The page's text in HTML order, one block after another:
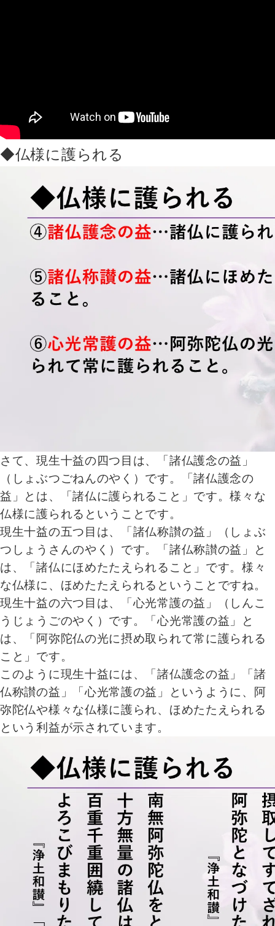
◆仏様に護られる
さて、現生十益の四つ目は、「諸仏護念の益」
（しょぶつごねんのやく）です。「諸仏護念の
益」とは、「諸仏に護られること」です。様々な
仏様に護られるということです。
現生十益の五つ目は、「諸仏称讃の益」（しょぶ
つしょうさんのやく）です。「諸仏称讃の益」と
は、「諸仏にほめたたえられること」です。様々
な仏様に、ほめたたえられるということですね。
現生十益の六つ目は、「心光常護の益」（しんこ
うじょうごのやく）です。「心光常護の益」と
は、「阿弥陀仏の光に摂め取られて常に護られる
こと」です。
このように現生十益には、「諸仏護念の益」「諸
仏称讃の益」「心光常護の益」というように、阿
弥陀仏や様々な仏様に護られ、ほめたたえられる
という利益が示されています。